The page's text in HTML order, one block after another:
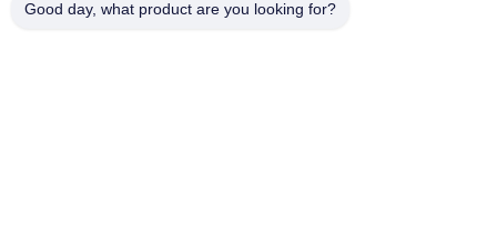
osmanuv@hotmail.com
Good day, what product are you looking for?